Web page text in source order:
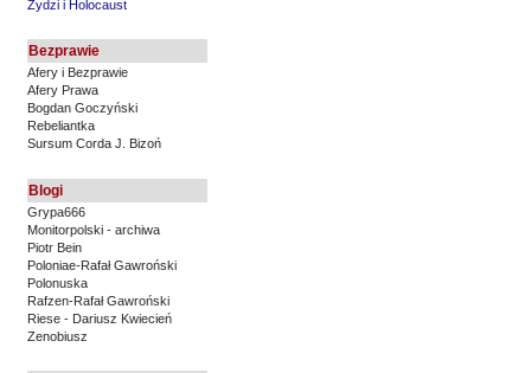
Żydzi i Holocaust
Bezprawie
Afery i Bezprawie
Afery Prawa
Bogdan Goczyński
Rebeliantka
Sursum Corda J. Bizoń
Blogi
Grypa666
Monitorpolski - archiwa
Piotr Bein
Poloniae-Rafał Gawroński
Polonuska
Rafzen-Rafał Gawroński
Riese - Dariusz Kwiecień
Zenobiusz